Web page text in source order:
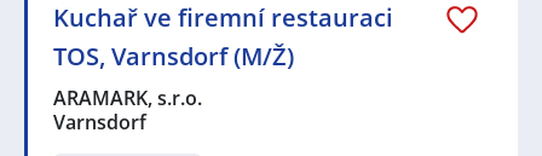
Kuchař ve firemní restauraci
TOS, Varnsdorf (M/Ž)
ARAMARK, s.r.o.
Varnsdorf